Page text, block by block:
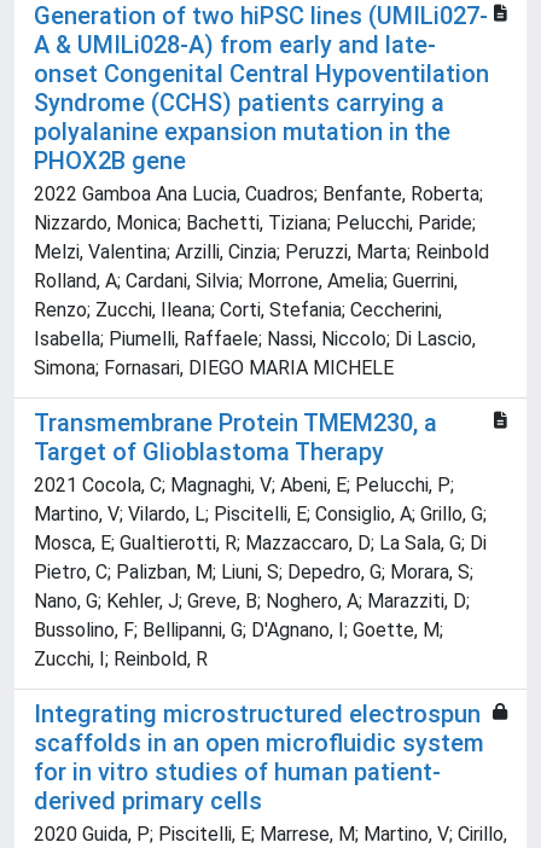
Generation of two hiPSC lines (UMILi027-
A & UMILi028-A) from early and late-
onset Congenital Central Hypoventilation
Syndrome (CCHS) patients carrying a
polyalanine expansion mutation in the
PHOX2B gene
2022 Gamboa Ana Lucia, Cuadros; Benfante, Roberta;
Nizzardo, Monica; Bachetti, Tiziana; Pelucchi, Paride;
Melzi, Valentina; Arzilli, Cinzia; Peruzzi, Marta; Reinbold
Rolland, A; Cardani, Silvia; Morrone, Amelia; Guerrini,
Renzo; Zucchi, Ileana; Corti, Stefania; Ceccherini,
Isabella; Piumelli, Raffaele; Nassi, Niccolo; Di Lascio,
Simona; Fornasari, DIEGO MARIA MICHELE
Transmembrane Protein TMEM230, a
Target of Glioblastoma Therapy
2021 Cocola, C; Magnaghi, V; Abeni, E; Pelucchi, P;
Martino, V; Vilardo, L; Piscitelli, E; Consiglio, A; Grillo, G;
Mosca, E; Gualtierotti, R; Mazzaccaro, D; La Sala, G; Di
Pietro, C; Palizban, M; Liuni, S; Depedro, G; Morara, S;
Nano, G; Kehler, J; Greve, B; Noghero, A; Marazziti, D;
Bussolino, F; Bellipanni, G; D'Agnano, I; Goette, M;
Zucchi, I; Reinbold, R
Integrating microstructured electrospun
scaffolds in an open microfluidic system
for in vitro studies of human patient-
derived primary cells
2020 Guida, P; Piscitelli, E; Marrese, M; Martino, V; Cirillo,